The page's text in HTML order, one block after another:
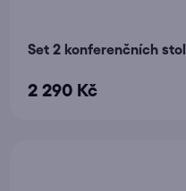
Set 2 konferenčních
2 290 Kč